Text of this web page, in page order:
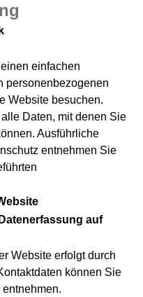
einfachen
personenbezogenen
Website besuchen.
Daten, mit denen Sie
Ausführliche
entnehmen Sie
auf
Website erfolgt durch
können Sie